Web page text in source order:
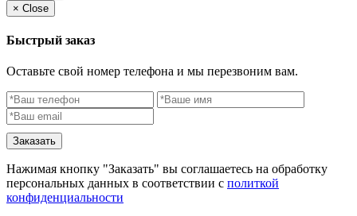
× Close
Быстрый заказ
Оставьте свой номер телефона и мы перезвоним вам.
Заказать
Нажимая кнопку "Заказать" вы соглашаетесь на обработку
персональных данных в соответствии с политкой
конфиденциальности